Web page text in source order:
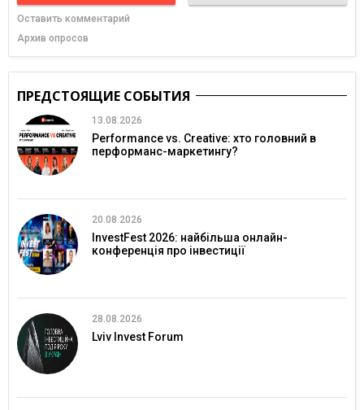
Оставить комментарий
Архив опросов
ПРЕДСТОЯЩИЕ СОБЫТИЯ
13.08.2026
Performance vs. Creative: хто головний в
перформанс-маркетингу?
20.08.2026
InvestFest 2026: найбільша онлайн-
конференція про інвестиції
28.08.2026
Lviv Invest Forum